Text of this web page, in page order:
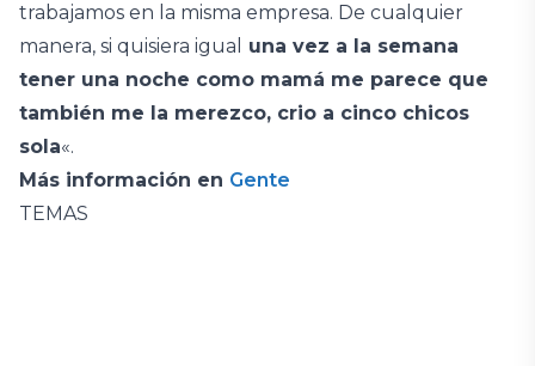
trabajamos en la misma empresa. De cualquier
manera, si quisiera igual
una vez a la semana
tener una noche como mamá me parece que
también me la merezco, crio a cinco chicos
sola«.
Más información en Gente
TEMAS